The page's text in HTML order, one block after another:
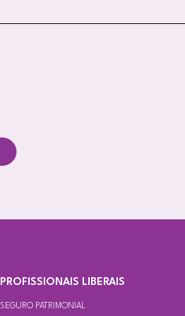
PROFISSIONAIS LIBERAIS
SEGURO PATRIMONIAL